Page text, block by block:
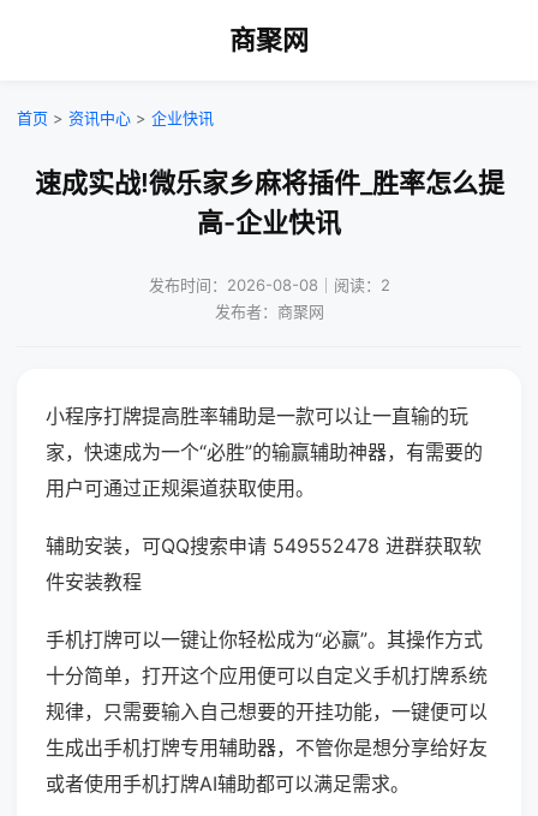
商聚网
首页 > 资讯中心 > 企业快讯
速成实战!微乐家乡麻将插件_胜率怎么提
高-企业快讯
发布时间：2026-08-08｜阅读：2
发布者：商聚网
小程序打牌提高胜率辅助是一款可以让一直输的玩
家，快速成为一个“必胜”的输赢辅助神器，有需要的
用户可通过正规渠道获取使用。
辅助安装，可QQ搜索申请 549552478 进群获取软
件安装教程
手机打牌可以一键让你轻松成为“必赢”。其操作方式
十分简单，打开这个应用便可以自定义手机打牌系统
规律，只需要输入自己想要的开挂功能，一键便可以
生成出手机打牌专用辅助器，不管你是想分享给好友
或者使用手机打牌AI辅助都可以满足需求。